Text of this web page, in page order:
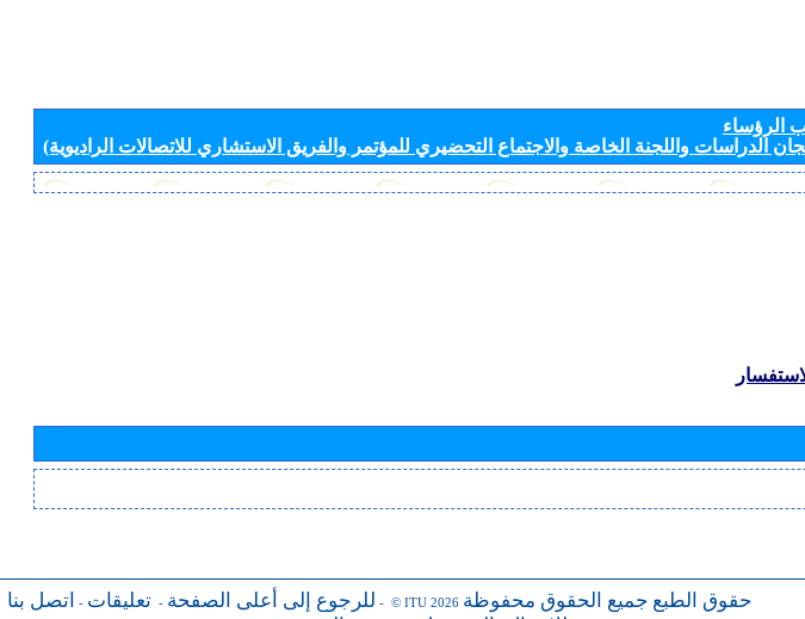
الرؤساء
الدراسات واللجنة الخاصة والاجتماع التحضيري للمؤتمر والفريق الاستشاري للاتصالات الراديوية)
للرجوع إلى أعلى الصفحة - تعليقات - اتصل بنا - © ITU 2026 حقوق الطبع جميع الحقوق محفوظة